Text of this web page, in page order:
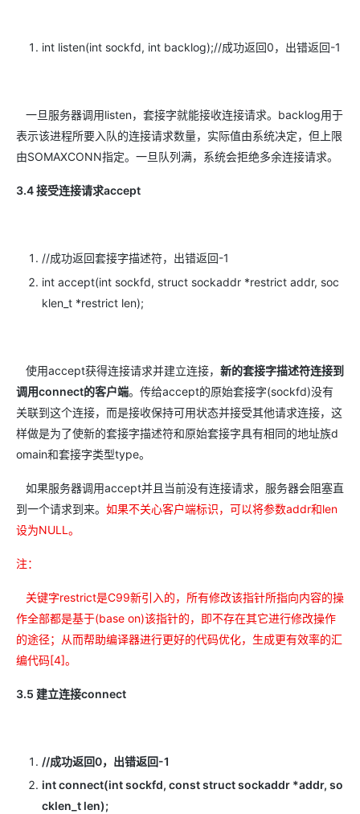
int listen(int sockfd, int backlog);//成功返回0，出错返回-1
一旦服务器调用listen，套接字就能接收连接请求。backlog用于
表示该进程所要入队的连接请求数量，实际值由系统决定，但上限
由SOMAXCONN指定。一旦队列满，系统会拒绝多余连接请求。
3.4 接受连接请求accept
//成功返回套接字描述符，出错返回-1
int accept(int sockfd, struct sockaddr *restrict addr, soc
klen_t *restrict len);
使用accept获得连接请求并建立连接， 新的套接字描述符连接到
调用connect的客户端。传给accept的原始套接字(sockfd)没有
关联到这个连接，而是接收保持可用状态并接受其他请求连接，这
样做是为了使新的套接字描述符和原始套接字具有相同的地址族d
omain和套接字类型type。
如果服务器调用accept并且当前没有连接请求，服务器会阻塞直
到一个请求到来。 如果不关心客户端标识，可以将参数addr和len
设为NULL。
注：
关键字restrict是C99新引入的，所有修改该指针所指向内容的操
作全部都是基于(base on)该指针的，即不存在其它进行修改操作
的途径；从而帮助编译器进行更好的代码优化，生成更有效率的汇
编代码[4]。
3.5 建立连接connect
//成功返回0，出错返回-1
int connect(int sockfd, const struct sockaddr *addr, so
cklen_t len);